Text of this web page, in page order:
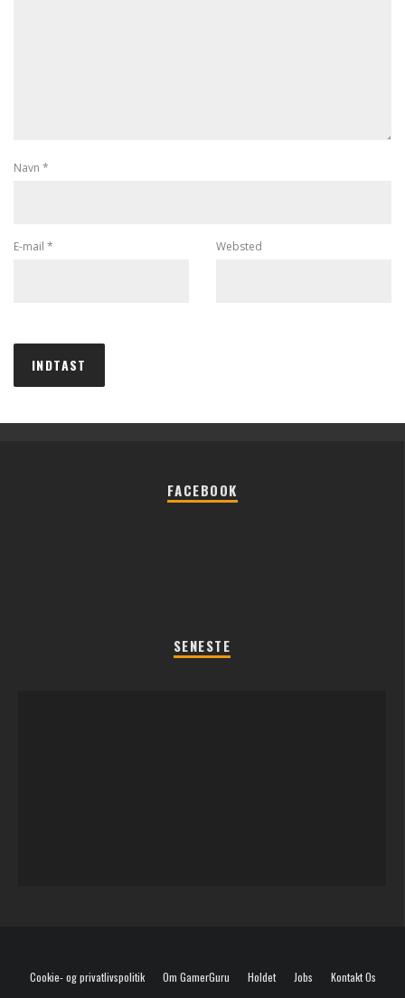
Navn *
E-mail * Websted
FACEBOOK
SENESTE
Cookie- og privatlivspolitik Om GamerGuru Holdet Jobs Kontakt Os